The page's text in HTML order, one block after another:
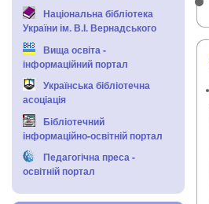
Національна бібліотека
України ім. В.І. Вернадського
Вища освіта -
інформаційний портал
Українська бібліотечна
асоціація
Бібліотечний
інформаційно-освітній портал
Педагогічна преса -
освітній портал